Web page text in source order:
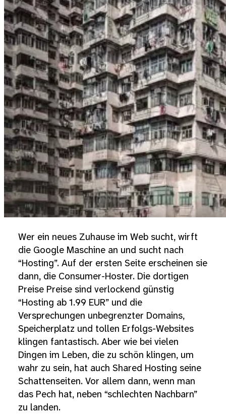
Wer ein neues Zuhause im Web sucht, wirft
die Google Maschine an und sucht nach
“Hosting”. Auf der ersten Seite erscheinen sie
dann, die Consumer-Hoster. Die dortigen
Preise Preise sind verlockend günstig
“Hosting ab 1.99 EUR” und die
Versprechungen unbegrenzter Domains,
Speicherplatz und tollen Erfolgs-Websites
klingen fantastisch. Aber wie bei vielen
Dingen im Leben, die zu schön klingen, um
wahr zu sein, hat auch Shared Hosting seine
Schattenseiten. Vor allem dann, wenn man
das Pech hat, neben “schlechten Nachbarn”
zu landen.